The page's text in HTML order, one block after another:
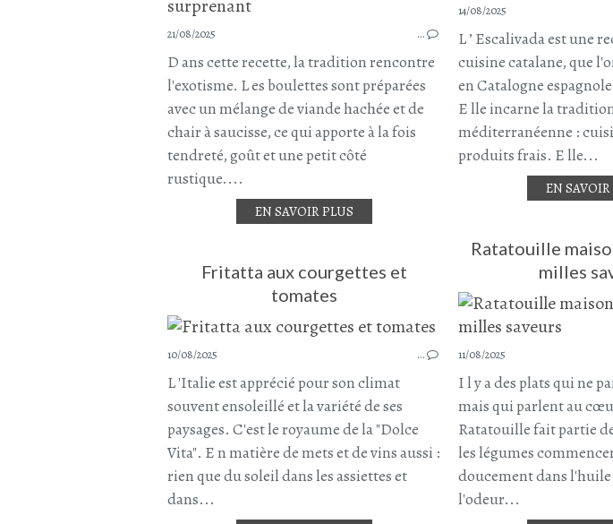
21/08/2025 …
D ans cette recette, la tradition rencontre
l'exotisme. L es boulettes sont préparées
avec un mélange de viande hachée et de
chair à saucisse, ce qui apporte à la fois
tendreté, goût et une petit côté
rustique....
EN SAVOIR PLUS
14/08/2025
L ’ Escalivada est une
cuisine catalane, que
en Catalogne
E lle incarne la
méditerranéenne :
produits frais. E lle...
EN
Ratatouille
milles
11/08/2025
I l y a des plats qui ne
mais qui parlent au
Ratatouille fait partie
les légumes
doucement dans
l'odeur...
Fritatta aux courgettes et
tomates
10/08/2025 …
L 'Italie est apprécié pour son climat
souvent ensoleillé et la variété de ses
paysages. C'est le royaume de la "Dolce
Vita". E n matière de mets et de vins aussi :
rien que du soleil dans les assiettes et
dans...